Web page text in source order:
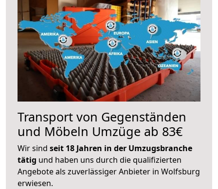
Transport von Gegenständen
und Möbeln Umzüge ab 83€
Wir sind seit 18 Jahren in der Umzugsbranche
tätig und haben uns durch die qualifizierten
Angebote als zuverlässiger Anbieter in Wolfsburg
erwiesen.